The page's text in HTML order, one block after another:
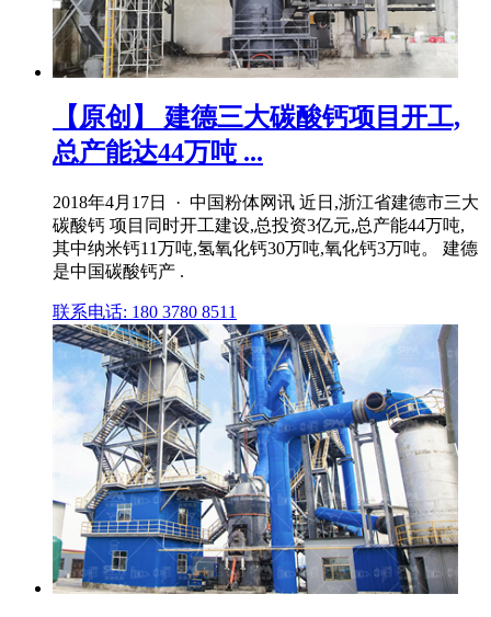
【原创】 建德三大碳酸钙项目开工,
总产能达44万吨 ...
2018年4月17日 · 中国粉体网讯 近日,浙江省建德市三大
碳酸钙 项目同时开工建设,总投资3亿元,总产能44万吨,
其中纳米钙11万吨,氢氧化钙30万吨,氧化钙3万吨。 建德
是中国碳酸钙产 .
联系电话: 180 3780 8511